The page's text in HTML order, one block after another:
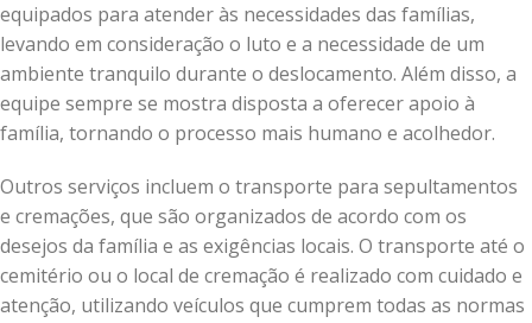
equipados para atender às necessidades das famílias,
levando em consideração o luto e a necessidade de um
ambiente tranquilo durante o deslocamento. Além disso, a
equipe sempre se mostra disposta a oferecer apoio à
família, tornando o processo mais humano e acolhedor.
Outros serviços incluem o transporte para sepultamentos
e cremações, que são organizados de acordo com os
desejos da família e as exigências locais. O transporte até o
cemitério ou o local de cremação é realizado com cuidado e
atenção, utilizando veículos que cumprem todas as normas